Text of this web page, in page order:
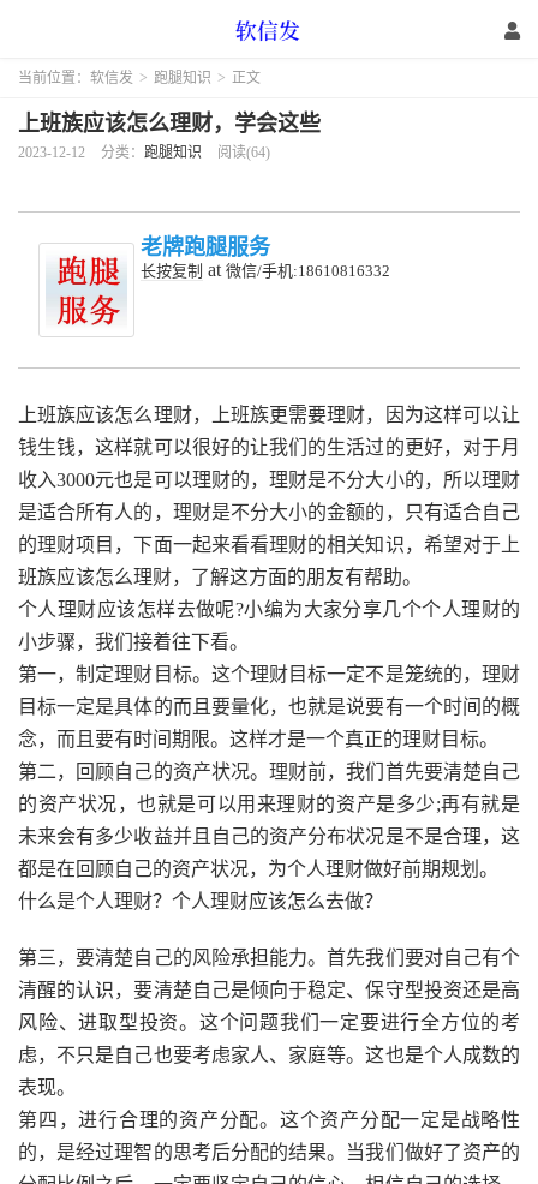
当前位置： 软信发 > 跑腿知识 > 正文
上班族应该怎么理财，学会这些
2023-12-12 分类： 跑腿知识 阅读(64)
老牌跑腿服务
长按复制 at 微信/手机:18610816332
上班族应该怎么理财，上班族更需要理财，因为这样可以让
钱生钱，这样就可以很好的让我们的生活过的更好，对于月
收入3000元也是可以理财的，理财是不分大小的，所以理财
是适合所有人的，理财是不分大小的金额的，只有适合自己
的理财项目，下面一起来看看理财的相关知识，希望对于上
班族应该怎么理财，了解这方面的朋友有帮助。
个人理财应该怎样去做呢?小编为大家分享几个个人理财的
小步骤，我们接着往下看。
第一，制定理财目标。这个理财目标一定不是笼统的，理财
目标一定是具体的而且要量化，也就是说要有一个时间的概
念，而且要有时间期限。这样才是一个真正的理财目标。
第二，回顾自己的资产状况。理财前，我们首先要清楚自己
的资产状况，也就是可以用来理财的资产是多少;再有就是
未来会有多少收益并且自己的资产分布状况是不是合理，这
都是在回顾自己的资产状况，为个人理财做好前期规划。
什么是个人理财？个人理财应该怎么去做？
第三，要清楚自己的风险承担能力。首先我们要对自己有个
清醒的认识，要清楚自己是倾向于稳定、保守型投资还是高
风险、进取型投资。这个问题我们一定要进行全方位的考
虑，不只是自己也要考虑家人、家庭等。这也是个人成数的
表现。
第四，进行合理的资产分配。这个资产分配一定是战略性
的，是经过理智的思考后分配的结果。当我们做好了资产的